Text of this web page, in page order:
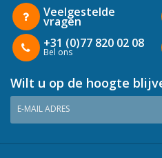
Veelgestelde
vragen
+31 (0)77 820 02 08
Bel ons
Wilt u op de hoogte
E-MAIL ADRES